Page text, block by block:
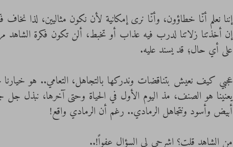
على أي حال؛ قد يسند عليه.
أبيض وأسود ونتجاهل الرمادي.. رغم أن الرمادي واقع!
من الشاهد قلتِ؟ اشرحي لي السؤال عفواً!..